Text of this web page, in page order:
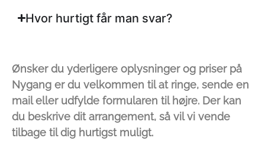
Hvor hurtigt får man svar?
Ønsker du yderligere oplysninger og priser på
Nygang er du velkommen til at ringe, sende en
mail eller udfylde formularen til højre. Der kan
du beskrive dit arrangement, så vil vi vende
tilbage til dig hurtigst muligt.